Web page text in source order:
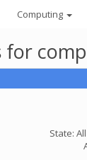
Computing
State: All